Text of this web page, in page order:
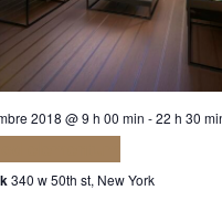
2018 @ 9 h 00 min -22 h 30
340 w 50th st, New York